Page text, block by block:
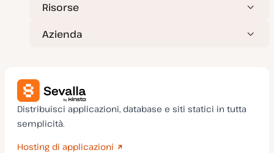
Risorse
Azienda
Distribuisci applicazioni, database e siti statici in tutta
semplicità.
Hosting di applicazioni